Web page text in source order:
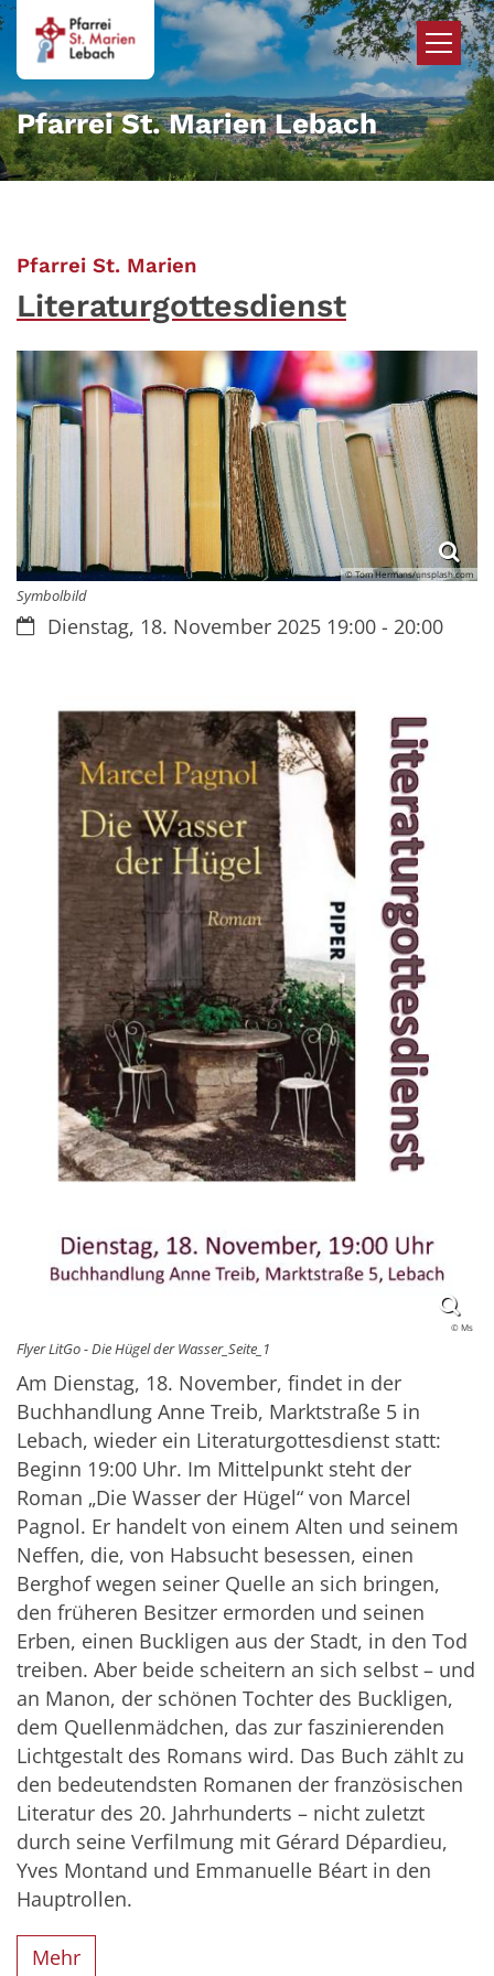
Zum Inhalt springen
Pfarrei St. Marien Lebach
Pfarrei St. Marien
Literaturgottesdienst
© Tom Hermans/unsplash.com
Symbolbild
Datum:Dienstag, 18. November 2025 19:00 - 20:00
© Ms
Flyer LitGo - Die Hügel der Wasser_Seite_1
Am Dienstag, 18. November, findet in der
Buchhandlung Anne Treib, Marktstraße 5 in
Lebach, wieder ein Literaturgottesdienst statt:
Beginn 19:00 Uhr. Im Mittelpunkt steht der
Roman „Die Wasser der Hügel“ von Marcel
Pagnol. Er handelt von einem Alten und seinem
Neffen, die, von Habsucht besessen, einen
Berghof wegen seiner Quelle an sich bringen,
den früheren Besitzer ermorden und seinen
Erben, einen Buckligen aus der Stadt, in den Tod
treiben. Aber beide scheitern an sich selbst – und
an Manon, der schönen Tochter des Buckligen,
dem Quellenmädchen, das zur faszinierenden
Lichtgestalt des Romans wird. Das Buch zählt zu
den bedeutendsten Romanen der französischen
Literatur des 20. Jahrhunderts – nicht zuletzt
durch seine Verfilmung mit Gérard Dépardieu,
Yves Montand und Emmanuelle Béart in den
Hauptrollen.
Mehr